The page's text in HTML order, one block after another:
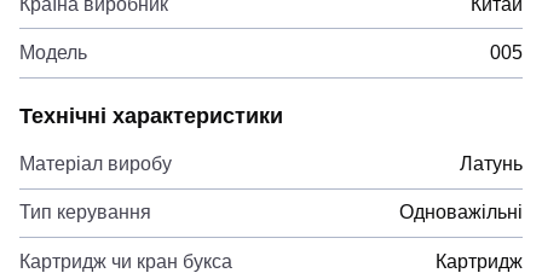
Модель 005
Технічні характеристики
Матеріал виробу Латунь
Тип керування Одноважільні
Картридж чи кран букса Картридж